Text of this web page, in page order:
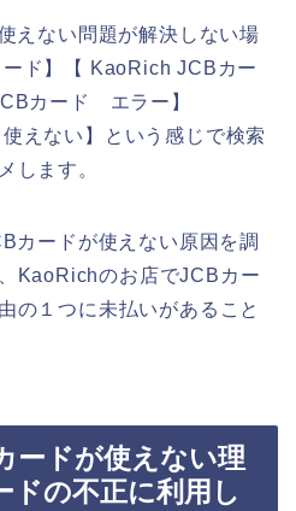
えない問題が解決しない場
ド】【 KaoRich JCBカー
カード エラー】
えない】という感じで検索
します。
カードが使えない原因を調
KaoRichのお店でJCBカー
の１つに未払いがあること
ードが使えない理
ドの不正に利用し